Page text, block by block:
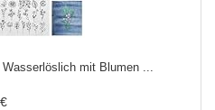
mit Blumen ...